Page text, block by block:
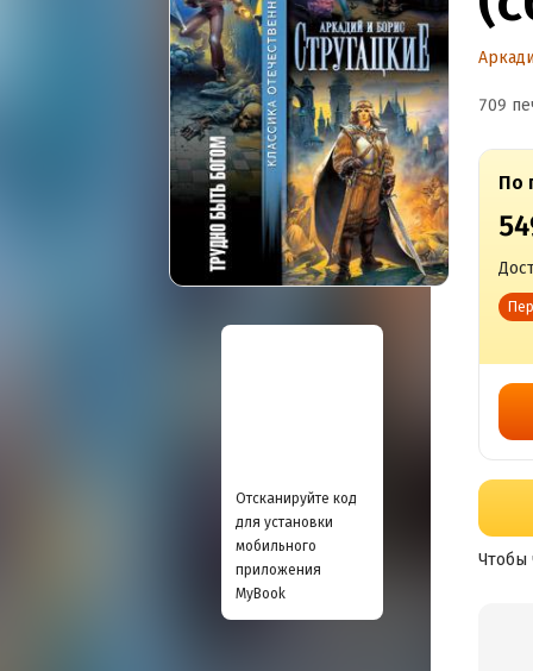
Отсканируйте код
для установки
мобильного
приложения
MyBook
709
По
Чтобы